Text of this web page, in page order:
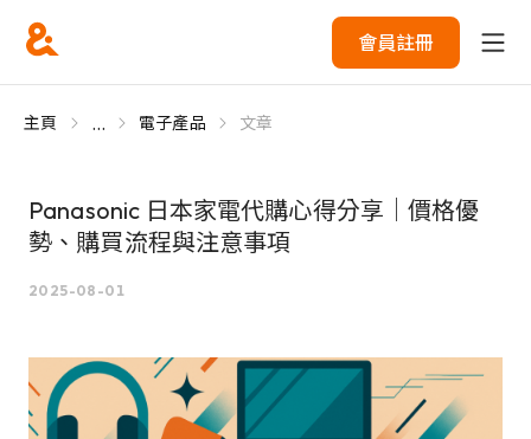
會員註冊
主頁 ... 電子產品 文章
Panasonic 日本家電代購心得分享｜價格優
勢、購買流程與注意事項
2025-08-01